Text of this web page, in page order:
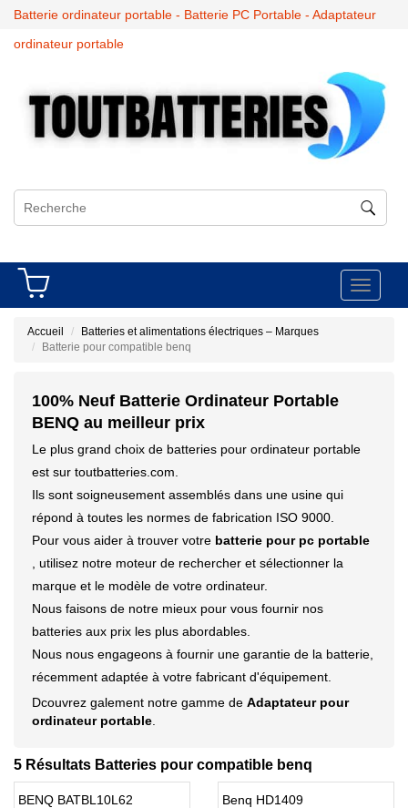
Batterie ordinateur portable - Batterie PC Portable - Adaptateur
ordinateur portable
Toggle
Accueil
Batteries et alimentations électriques – Marques
Batterie pour compatible benq
100% Neuf Batterie Ordinateur Portable
BENQ au meilleur prix
Le plus grand choix de batteries pour ordinateur portable
est sur toutbatteries.com.
Ils sont soigneusement assemblés dans une usine qui
répond à toutes les normes de fabrication ISO 9000.
Pour vous aider à trouver votre batterie pour pc portable
, utilisez notre moteur de rechercher et sélectionner la
marque et le modèle de votre ordinateur.
Nous faisons de notre mieux pour vous fournir nos
batteries aux prix les plus abordables.
Nous nous engageons à fournir une garantie de la batterie,
récemment adaptée à votre fabricant d'équipement.
Dcouvrez galement notre gamme de Adaptateur pour
ordinateur portable
5 Résultats Batteries pour compatible benq
BENQ BATBL10L62
Benq HD1409